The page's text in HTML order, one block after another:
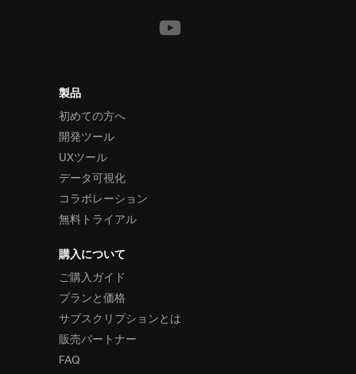
製品
初めての方へ
開発ツール
UXツール
データ可視化
コラボレーション
無料トライアル
購入について
ご購入ガイド
プランと価格
サブスクリプションとは
販売パートナー
FAQ